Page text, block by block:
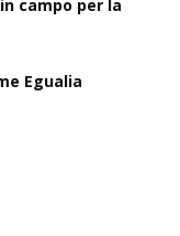
Egualia